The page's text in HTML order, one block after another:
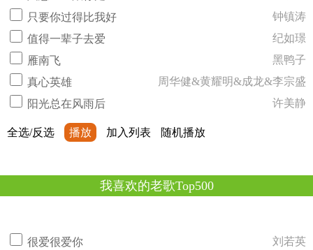
只要你过得比我好
钟镇涛
值得一辈子去爱
纪如璟
雁南飞
黑鸭子
真心英雄
周华健&黄耀明&成龙&李宗盛
阳光总在风雨后
许美静
全选/反选 播放 加入列表 随机播放
我喜欢的老歌Top500
很爱很爱你
刘若英